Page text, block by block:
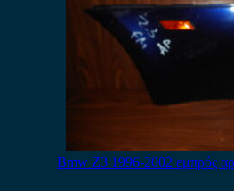
Bmw Z3 1996-2002 εμπρός